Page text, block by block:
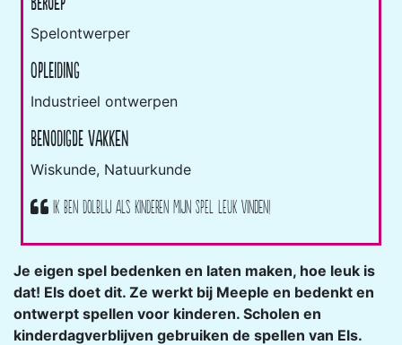
Spelontwerper
Opleiding
Industrieel ontwerpen
Benodigde vakken
Wiskunde, Natuurkunde
Ik ben dolblij als kinderen mijn spel leuk vinden!
Je eigen spel bedenken en laten maken, hoe leuk is
dat! Els doet dit. Ze werkt bij Meeple en bedenkt en
ontwerpt spellen voor kinderen. Scholen en
kinderdagverblijven gebruiken de spellen van Els.